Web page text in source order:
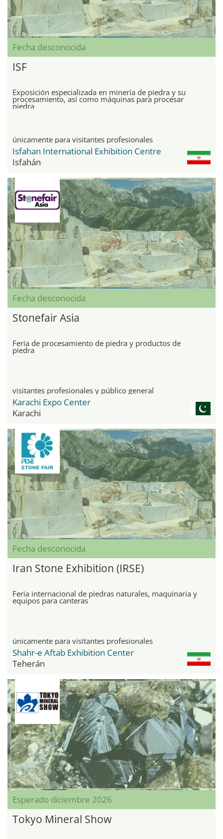
Fecha desconocida
ISF
Exposición especializada en minería de piedra y su
procesamiento, así como máquinas para procesar
piedra
únicamente para visitantes profesionales
Isfahan International Exhibition Centre
Isfahán
Fecha desconocida
Stonefair Asia
Feria de procesamiento de piedra y productos de
piedra
visitantes profesionales y público general
Karachi Expo Center
Karachi
Fecha desconocida
Iran Stone Exhibition (IRSE)
Feria internacional de piedras naturales, maquinaria y
equipos para canteras
únicamente para visitantes profesionales
Shahr-e Aftab Exhibition Center
Teherán
Esperado diciembre 2026
Tokyo Mineral Show